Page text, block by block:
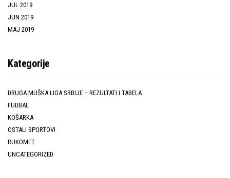
JUL 2019
JUN 2019
MAJ 2019
Kategorije
DRUGA MUŠKA LIGA SRBIJE – REZULTATI I TABELA
FUDBAL
KOŠARKA
OSTALI SPORTOVI
RUKOMET
UNCATEGORIZED